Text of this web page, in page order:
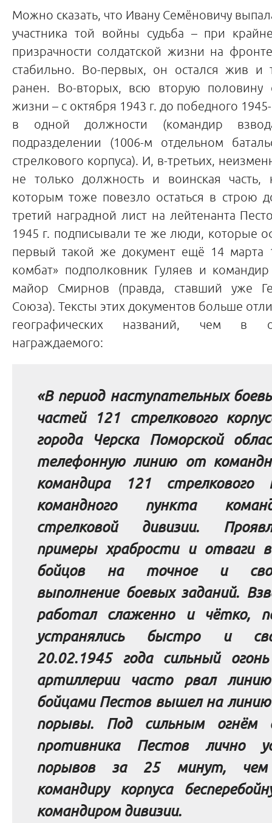
Можно сказать, что Ивану Семёновичу
участника той войны судьба – при
призрачности солдатской жизни на
стабильно. Во-первых, он остался жив и
ранен. Во-вторых, всю вторую половину
жизни – с октября 1943 г. до победного
в одной должности (командир
подразделении (1006-м отдельном
стрелкового корпуса). И, в-третьих,
не только должность и воинская
которым тоже повезло остаться в строю
третий наградной лист на лейтенанта
1945 г. подписывали те же люди, которые
первый такой же документ ещё 14 марта
комбат» подполковник Гуляев и командир
майор Смирнов (правда, ставший уже
Союза). Тексты этих документов больше
географических названий, чем в
награждаемого:
«В период наступательных
частей 121 стрелкового
города Черска Поморской
телефонную линию от
командира 121 стрелкового
командного пункта
стрелковой дивизии.
примеры храбрости и отваги
бойцов на точное и
выполнение боевых заданий.
работал слаженно и чётко,
устранялись быстро и
20.02.1945 года сильный
артиллерии часто рвал
бойцами Пестов вышел на
порывы. Под сильным огнём
противника Пестов лично
порывов за 25 минут, чем
командиру корпуса
командиром дивизии.